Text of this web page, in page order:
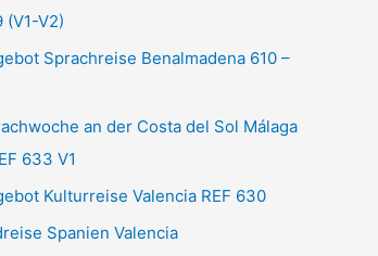
(V1-V2)
Sprachreise Benalmadena 610 –
an der Costa del Sol Málaga
633 V1
Kulturreise Valencia REF 630
Spanien Valencia